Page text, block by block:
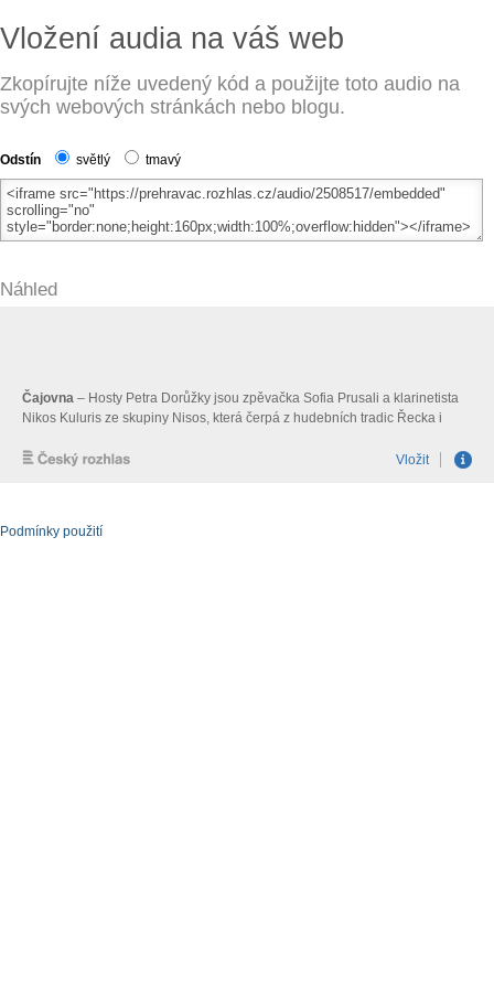
Vložení audia na váš web
Zkopírujte níže uvedený kód a použijte toto audio na
svých webových stránkách nebo blogu.
Odstín světlý tmavý
Náhled
Podmínky použití